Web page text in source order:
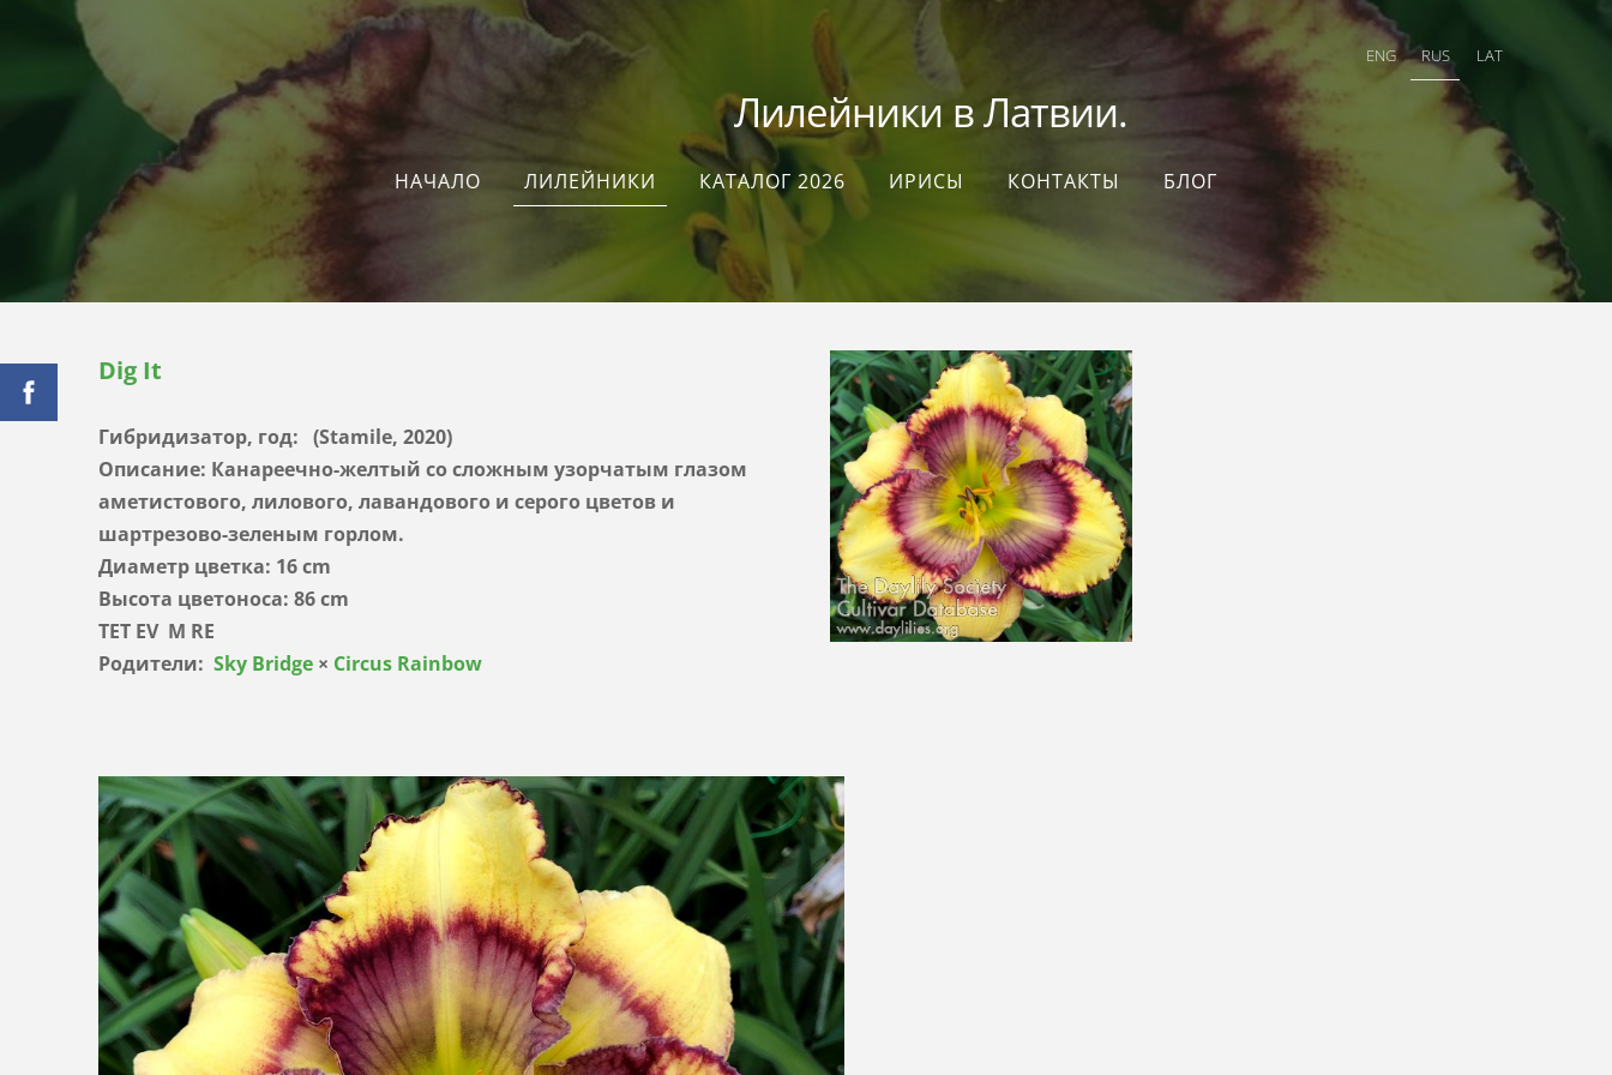
ENG RUS LAT
Лилейники в Латвии.
НАЧАЛО ЛИЛЕЙНИКИ КАТАЛОГ 2026 ИРИСЫ КОНТАКТЫ БЛОГ
Dig It
Гибридизатор, год: (Stamile, 2020)
Описание: Канареечно-желтый со сложным узорчатым глазом
аметистового, лилового, лавандового и серого цветов и
шартрезово-зеленым горлом.
Диаметр цветка: 16 cm
Высота цветоноса: 86 cm
TET EV M RE
Родители: Sky Bridge × Circus Rainbow